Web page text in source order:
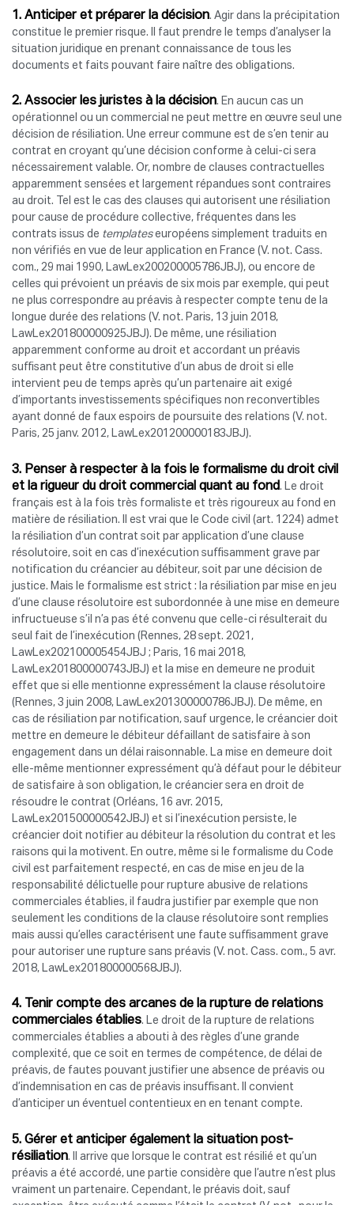
1. Anticiper et préparer la décision. Agir dans la précipitation
constitue le premier risque. Il faut prendre le temps d’analyser la
situation juridique en prenant connaissance de tous les
documents et faits pouvant faire naître des obligations.
2. Associer les juristes à la décision. En aucun cas un
opérationnel ou un commercial ne peut mettre en œuvre seul une
décision de résiliation. Une erreur commune est de s’en tenir au
contrat en croyant qu’une décision conforme à celui-ci sera
nécessairement valable. Or, nombre de clauses contractuelles
apparemment sensées et largement répandues sont contraires
au droit. Tel est le cas des clauses qui autorisent une résiliation
pour cause de procédure collective, fréquentes dans les
contrats issus de templateseuropéens simplement traduits en
non vérifiés en vue de leur application en France (V. not. Cass.
com., 29 mai 1990, LawLex200200005786JBJ), ou encore de
celles qui prévoient un préavis de six mois par exemple, qui peut
ne plus correspondre au préavis à respecter compte tenu de la
longue durée des relations (V. not. Paris, 13 juin 2018,
LawLex201800000925JBJ). De même, une résiliation
apparemment conforme au droit et accordant un préavis
suffisant peut être constitutive d’un abus de droit si elle
intervient peu de temps après qu’un partenaire ait exigé
d’importants investissements spécifiques non reconvertibles
ayant donné de faux espoirs de poursuite des relations (V. not.
Paris, 25 janv. 2012, LawLex201200000183JBJ).
3. Penser à respecter à la fois le formalisme du droit civil
et la rigueur du droit commercial quant au fond. Le droit
français est à la fois très formaliste et très rigoureux au fond en
matière de résiliation. Il est vrai que le Code civil (art. 1224) admet
la résiliation d’un contrat soit par application d’une clause
résolutoire, soit en cas d’inexécution suffisamment grave par
notification du créancier au débiteur, soit par une décision de
justice. Mais le formalisme est strict : la résiliation par mise en jeu
d’une clause résolutoire est subordonnée à une mise en demeure
infructueuse s’il n’a pas été convenu que celle-ci résulterait du
seul fait de l’inexécution (Rennes, 28 sept. 2021,
LawLex202100005454JBJ ; Paris, 16 mai 2018,
LawLex201800000743JBJ) et la mise en demeure ne produit
effet que si elle mentionne expressément la clause résolutoire
(Rennes, 3 juin 2008, LawLex201300000786JBJ). De même, en
cas de résiliation par notification, sauf urgence, le créancier doit
mettre en demeure le débiteur défaillant de satisfaire à son
engagement dans un délai raisonnable. La mise en demeure doit
elle-même mentionner expressément qu’à défaut pour le débiteur
de satisfaire à son obligation, le créancier sera en droit de
résoudre le contrat (Orléans, 16 avr. 2015,
LawLex201500000542JBJ) et si l’inexécution persiste, le
créancier doit notifier au débiteur la résolution du contrat et les
raisons qui la motivent. En outre, même si le formalisme du Code
civil est parfaitement respecté, en cas de mise en jeu de la
responsabilité délictuelle pour rupture abusive de relations
commerciales établies, il faudra justifier par exemple que non
seulement les conditions de la clause résolutoire sont remplies
mais aussi qu’elles caractérisent une faute suffisamment grave
pour autoriser une rupture sans préavis (V. not. Cass. com., 5 avr.
2018, LawLex201800000568JBJ).
4. Tenir compte des arcanes de la rupture de relations
commerciales établies. Le droit de la rupture de relations
commerciales établies a abouti à des règles d’une grande
complexité, que ce soit en termes de compétence, de délai de
préavis, de fautes pouvant justifier une absence de préavis ou
d’indemnisation en cas de préavis insuffisant. Il convient
d’anticiper un éventuel contentieux en en tenant compte.
5. Gérer et anticiper également la situation post-
résiliation. Il arrive que lorsque le contrat est résilié et qu’un
préavis a été accordé, une partie considère que l’autre n’est plus
vraiment un partenaire. Cependant, le préavis doit, sauf